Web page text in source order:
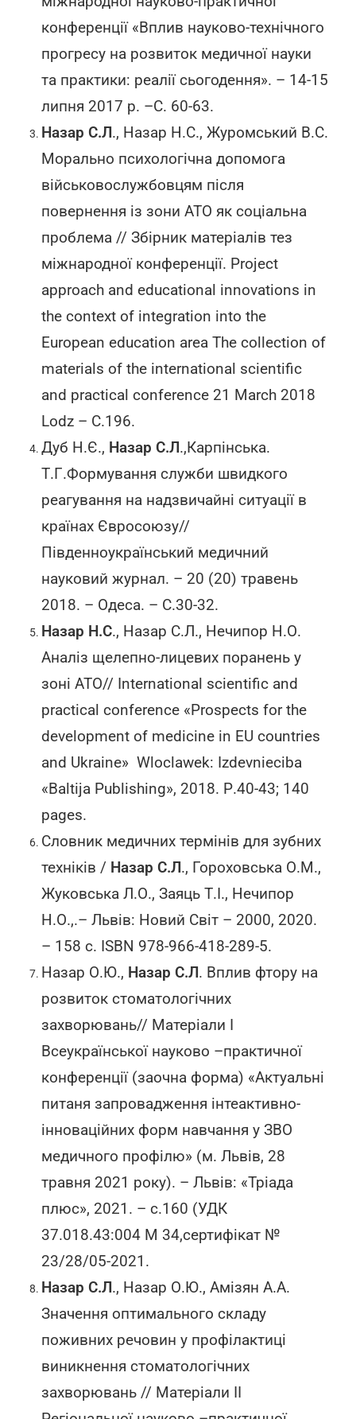
конференції «Вплив науково-технічного
прогресу на розвиток медичної науки
та практики: реалії сьогодення». – 14-15
липня 2017 р. –С. 60-63.
Назар С.Л., Назар Н.С., Журомський В.С.
Морально психологічна допомога
військовослужбовцям після
повернення із зони АТО як соціальна
проблема // Збірник матеріалів тез
міжнародної конференції. Project
approach and educational innovations in
the context of integration into the
European education area The collection of
materials of the international scientific
and practical conference 21 March 2018
Lodz – С.196.
Дуб Н.Є., Назар С.Л.,Карпінська.
Т.Г.Формування служби швидкого
реагування на надзвичайні ситуації в
країнах Євросоюзу//
Південноукраїнський медичний
науковий журнал. – 20 (20) травень
2018. – Одеса. – С.30-32.
Назар Н.С., Назар С.Л., Нечипор Н.О.
Аналіз щелепно-лицевих поранень у
зоні АТО// International scientific and
praсtiсal conference «Prospects for the
development of medicine in EU countries
and Ukraine» Wloclawek: Izdevnieciba
«Baltija Publishing», 2018. Р.40-43; 140
pages.
Словник медичних термінів для зубних
техніків / Назар С.Л., Гороховська О.М.,
Жуковська Л.О., Заяць Т.І., Нечипор
Н.О.,.– Львів: Новий Світ – 2000, 2020.
– 158 с. ISBN 978-966-418-289-5.
Назар О.Ю., Назар С.Л. Вплив фтору на
розвиток стоматологічних
захворювань// Матеріали І
Всеукраїнської науково –практичної
конференції (заочна форма) «Актуальні
питаня запровадження інтеактивно-
інноваційних форм навчання у ЗВО
медичного профілю» (м. Львів, 28
травня 2021 року). – Львів: «Тріада
плюс», 2021. – с.160 (УДК
37.018.43:004 М 34,сертифікат №
23/28/05-2021.
Назар С.Л., Назар О.Ю., Амізян А.А.
Значення оптимального складу
поживних речовин у профілактиці
виникнення стоматологічних
захворювань // Матеріали ІІ